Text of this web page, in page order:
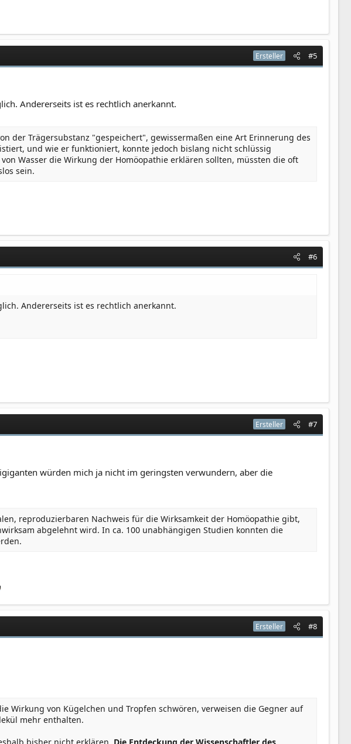
Ersteller #5
Andererseits ist es rechtlich anerkannt.
der Trägersubstanz "gespeichert", gewissermaßen eine Art Erinnerung des
und wie er funktioniert, konnte jedoch bislang nicht schlüssig
Wasser die Wirkung der Homöopathie erklären sollten, müssten die oft
sein.
#6
Andererseits ist es rechtlich anerkannt.
Ersteller #7
würden mich ja nicht im geringsten verwundern, aber die
reproduzierbaren Nachweis für die Wirksamkeit der Homöopathie gibt,
abgelehnt wird. In ca. 100 unabhängigen Studien konnten die
Ersteller #8
Wirkung von Kügelchen und Tropfen schwören, verweisen die Gegner auf
mehr enthalten.
bisher nicht erklären. Die Entdeckung der Wissenschaftler des